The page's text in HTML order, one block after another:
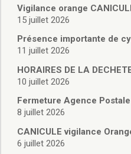
Police
Cimetière/
Services en ligne
Licences boissons
Cadastre
Actes d’état civil
Budget de
Budget
Vigilance orange
15 juillet 2026
Présence importante de
11 juillet 2026
HORAIRES DE LA
10 juillet 2026
Fermeture Agence Postale
8 juillet 2026
CANICULE vigilance
6 juillet 2026